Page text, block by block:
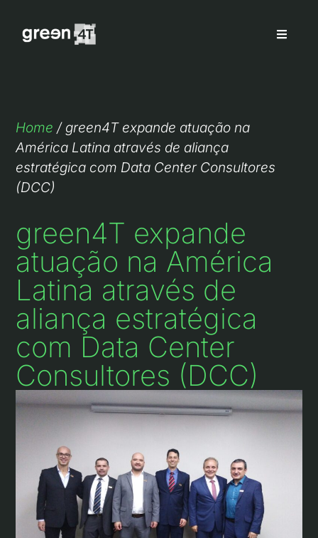
Home / green4T expande atuação na
América Latina através de aliança
estratégica com Data Center Consultores
(DCC)
green4T expande
atuação na América
Latina através de
aliança estratégica
com Data Center
Consultores (DCC)